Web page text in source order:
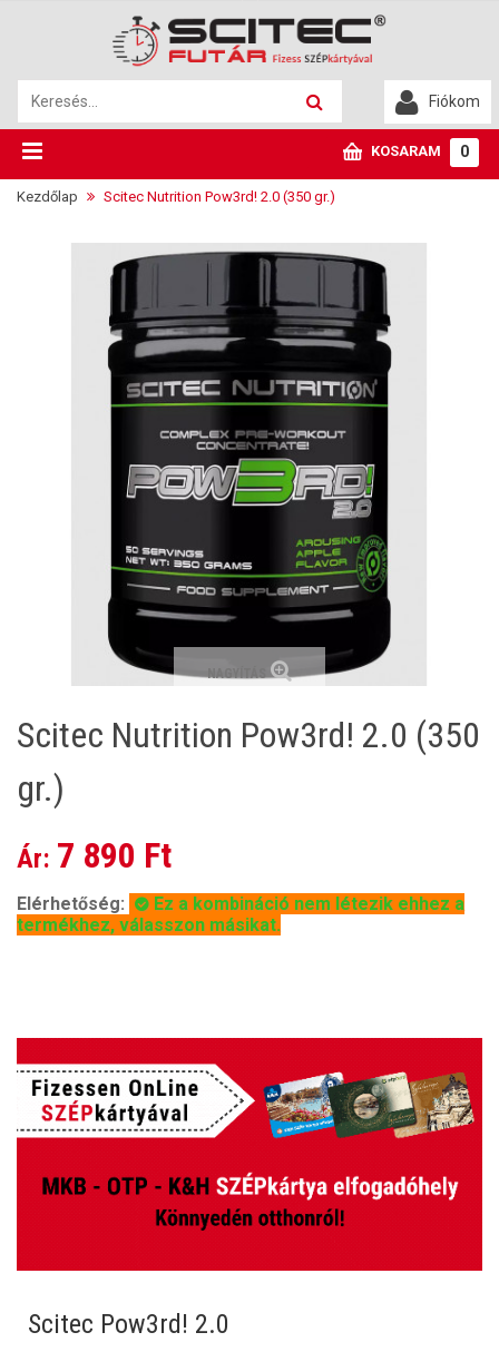
Fiókom
KOSARAM 0
Kezdőlap Scitec Nutrition Pow3rd! 2.0 (350 gr.)
NAGYÍTÁS
Scitec Nutrition Pow3rd! 2.0 (350
gr.)
Ár: 7 890 Ft
Elérhetőség:
Ez a kombináció nem létezik ehhez a
termékhez, válasszon másikat.
Scitec Pow3rd! 2.0